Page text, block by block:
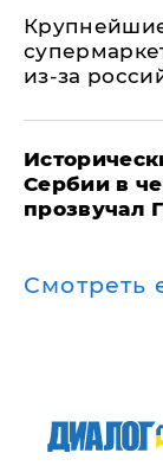
из-за
Сербии в
прозвучал
Смотреть